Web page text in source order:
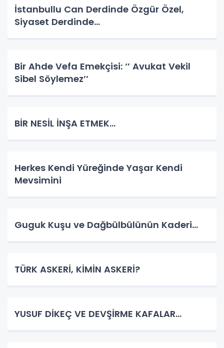
İstanbullu Can Derdinde Özgür Özel,
Siyaset Derdinde…
Bir Ahde Vefa Emekçisi: ‘’ Avukat Vekil
Sibel Söylemez’’
BİR NESİL İNŞA ETMEK…
Herkes Kendi Yüreğinde Yaşar Kendi
Mevsimini
Guguk Kuşu ve Dağbülbülünün Kaderi…
TÜRK ASKERİ, KİMİN ASKERİ?
YUSUF DİKEÇ VE DEVŞİRME KAFALAR…